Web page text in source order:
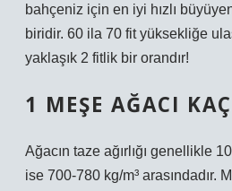
bahçeniz için en iyi hızlı
biridir. 60 ila 70 fit yüksekliğe
yaklaşık 2 fitlik bir orandır!
1 MEŞE AĞACI
Ağacın taze ağırlığı genellikle
ise 700-780 kg/m³ arasındadır.